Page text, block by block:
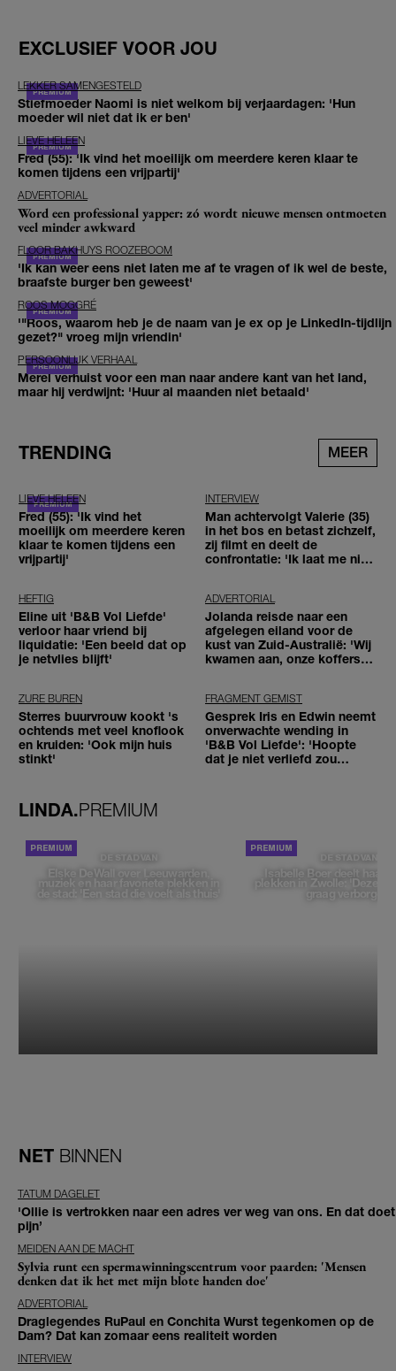
EXCLUSIEF VOOR JOU
LEKKER SAMENGESTELD
Stiefmoeder Naomi is niet welkom bij verjaardagen: 'Hun
moeder wil niet dat ik er ben'
LIEVE HELEEN
Fred (55): 'Ik vind het moeilijk om meerdere keren klaar te
komen tijdens een vrijpartij'
ADVERTORIAL
Word een professional yapper: zó wordt nieuwe mensen ontmoeten
veel minder awkward
FLOOR BAKHUYS ROOZEBOOM
'Ik kan weer eens niet laten me af te vragen of ik wel de beste,
braafste burger ben geweest'
ROOS MOGGRÉ
'"Roos, waarom heb je de naam van je ex op je LinkedIn-tijdlijn
gezet?" vroeg mijn vriendin'
PERSOONLIJK VERHAAL
Merel verhuist voor een man naar andere kant van het land,
maar hij verdwijnt: 'Huur al maanden niet betaald'
TRENDING MEER
LIEVE HELEEN
Fred (55): 'Ik vind het
moeilijk om meerdere keren
klaar te komen tijdens een
vrijpartij'
INTERVIEW
Man achtervolgt Valerie (35)
in het bos en betast zichzelf,
zij filmt en deelt de
confrontatie: 'Ik laat me niet
HEFTIG
Eline uit 'B&B Vol Liefde'
verloor haar vriend bij
liquidatie: 'Een beeld dat op
je netvlies blijft'
ADVERTORIAL
Jolanda reisde naar een
afgelegen eiland voor de
kust van Zuid-Australië: 'Wij
kwamen aan, onze koffers
ZURE BUREN
Sterres buurvrouw kookt 's
ochtends met veel knoflook
en kruiden: 'Ook mijn huis
stinkt'
FRAGMENT GEMIST
Gesprek Iris en Edwin neemt
onverwachte wending in
'B&B Vol Liefde': 'Hoopte
dat je niet verliefd zou
LINDA.PREMIUM
DE STAD VAN
Elske DeWall over Leeuwarden,
muziek en haar favoriete plekken in
de stad: 'Een stad die voelt als thuis'
DE STAD VAN
Isabelle Boer deelt haar
plekken in Zwolle: 'Deze
graag verborgen'
NET BINNEN
TATUM DAGELET
'Ollie is vertrokken naar een adres ver weg van ons. En dat doet
pijn’
MEIDEN AAN DE MACHT
Sylvia runt een spermawinningscentrum voor paarden: 'Mensen
denken dat ik het met mijn blote handen doe'
ADVERTORIAL
Draglegendes RuPaul en Conchita Wurst tegenkomen op de
Dam? Dat kan zomaar eens realiteit worden
INTERVIEW